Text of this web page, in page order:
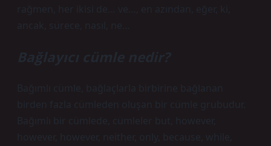
rağmen, her ikisi de… ve…, en azından, eğer, ki,
ancak, sürece, nasıl, ne…
Bağlayıcı cümle nedir?
Bağımlı cümle, bağlaçlarla birbirine bağlanan
birden fazla cümleden oluşan bir cümle grubudur.
Bağımlı bir cümlede, cümleler but, however,
however, however, neither, only, because, while,